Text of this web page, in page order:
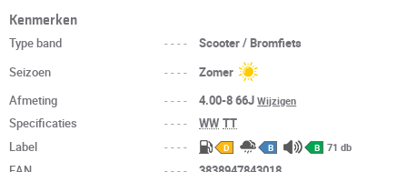
Kenmerken
Type band ----
Scooter / Bromfiets
Seizoen
----
Zomer
Afmeting
---- 4.00-8 66JWijzigen
Specificaties ---- WW TT
Label
---- D B B 71 db